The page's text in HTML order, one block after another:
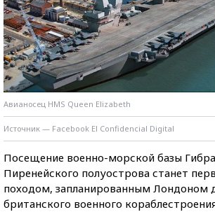
Авианосец HMS Queen Elizabeth
Источник — Facebook El Confidencial Digital
Посещение военно-морской базы
Пиренейского полуострова станет
походом, запланированным Лондоном
британского военного